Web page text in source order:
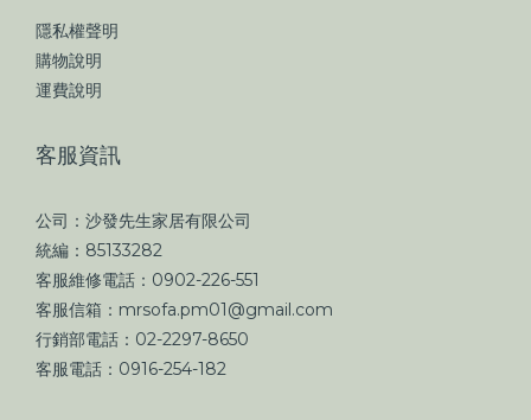
隱私權聲明
購物說明
運費說明
客服資訊
公司：沙發先生家居有限公司
統編：85133282
客服維修電話：0902-226-551
客服信箱：mrsofa.pm01@gmail.com
行銷部電話：02-2297-8650
客服電話：0916-254-182